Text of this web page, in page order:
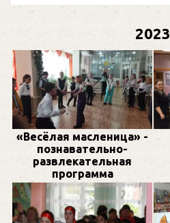
2023
«Весёлая масленица» -
познавательно-
развлекательная
программа